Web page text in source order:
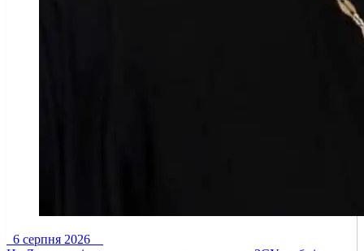
6 серпня 2026